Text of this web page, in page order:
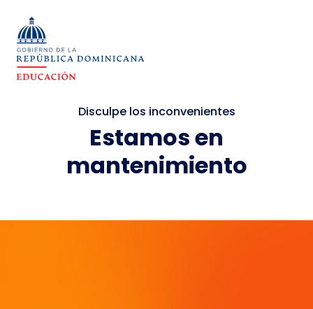
Disculpe los inconvenientes
Estamos en
mantenimiento